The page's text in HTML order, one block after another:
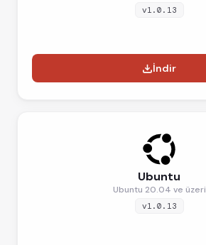
v1.0.13
İndir
Ubuntu
Ubuntu 20.04 ve üzeri
v1.0.13